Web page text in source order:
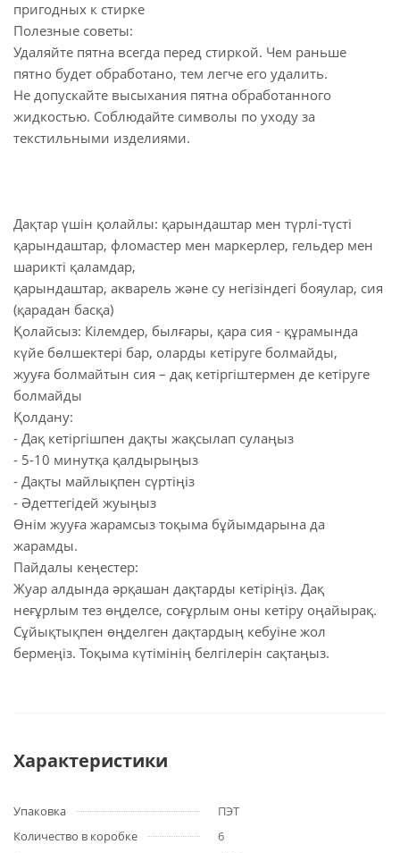
пригодных к стирке
Полезные советы:
Удаляйте пятна всегда перед стиркой. Чем раньше
пятно будет обработано, тем легче его удалить.
Не допускайте высыхания пятна обработанного
жидкостью. Соблюдайте символы по уходу за
текстильными изделиями.
Дақтар үшін қолайлы: қарындаштар мен түрлі-түсті
қарындаштар, фломастер мен маркерлер, гельдер мен
шарикті қаламдар,
қарындаштар, акварель және су негізіндегі бояулар, сия
(қарадан басқа)
Қолайсыз: Кілемдер, былғары, қара сия - құрамында
күйе бөлшектері бар, оларды кетіруге болмайды,
жууға болмайтын сия – дақ кетіргіштермен де кетіруге
болмайды
Қолдану:
- Дақ кетіргішпен дақты жақсылап сулаңыз
- 5-10 минутқа қалдырыңыз
- Дақты майлықпен сүртіңіз
- Әдеттегідей жуыңыз
Өнім жууға жарамсыз тоқыма бұйымдарына да
жарамды.
Пайдалы кеңестер:
Жуар алдында әрқашан дақтарды кетіріңіз. Дақ
неғұрлым тез өңделсе, соғұрлым оны кетіру оңайырақ.
Сұйықтықпен өңделген дақтардың кебуіне жол
бермеңіз. Тоқыма күтімінің белгілерін сақтаңыз.
Характеристики
Упаковка
ПЭТ
Количество в коробке
6